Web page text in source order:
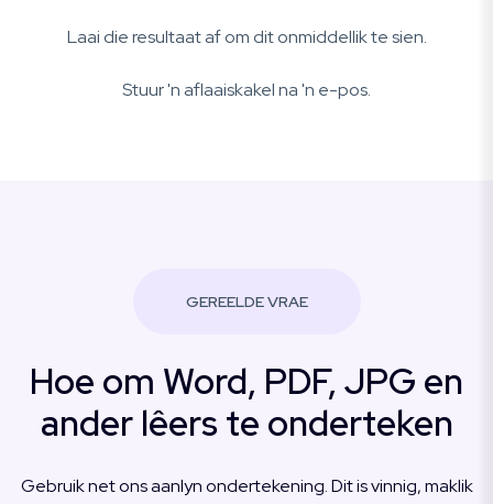
Laai die resultaat af om dit onmiddellik te sien.
Stuur 'n aflaaiskakel na 'n e-pos.
GEREELDE VRAE
Hoe om Word, PDF, JPG en
ander lêers te onderteken
Gebruik net ons aanlyn ondertekening. Dit is vinnig, maklik